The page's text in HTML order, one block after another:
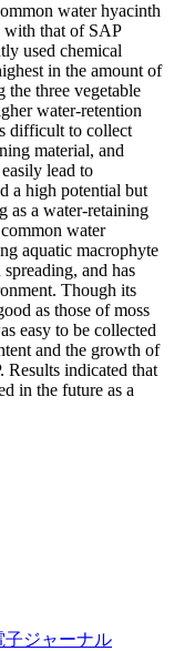
water hyacinth
that of SAP
used chemical
in the amount of
the three vegetable
water-retention
difficult to collect
material, and
lead to
a high potential but
as a water-retaining
water
aquatic macrophyte
and has
Though its
as those of moss
easy to be collected
and the growth of
Results indicated that
in the future as a
子ジャーナル